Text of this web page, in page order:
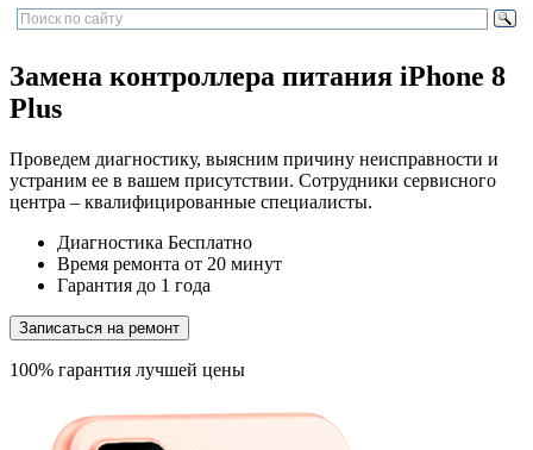
Замена контроллера питания iPhone 8
Plus
Проведем диагностику, выясним причину неисправности и
устраним ее в вашем присутствии. Сотрудники сервисного
центра – квалифицированные специалисты.
Диагностика Бесплатно
Время ремонта от 20 минут
Гарантия до 1 года
Записаться на ремонт
100% гарантия лучшей цены